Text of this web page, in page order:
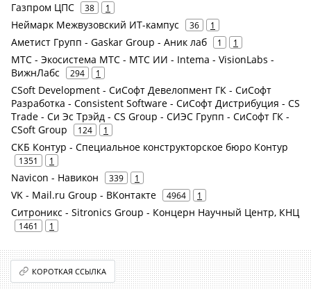
Газпром ЦПС 38 1
Неймарк Межвузовский ИТ-кампус 36 1
Аметист Групп - Gaskar Group - Аник лаб 1 1
МТС - Экосистема МТС - МТС ИИ - Intema - VisionLabs -
ВижнЛабс
294 1
CSoft Development - СиСофт Девелопмент ГК - СиСофт
Разработка - Consistent Software - СиСофт Дистрибуция - CS
Trade - Си Эс Трэйд - CS Group - СИЭС Групп - СиСофт ГК -
CSoft Group
124 1
СКБ Контур - Специальное конструкторское бюро Контур
1351 1
Navicon - Навикон 339 1
VK - Mail.ru Group - ВКонтакте 4964 1
Ситроникс - Sitronics Group - Концерн Научный Центр, КНЦ
1461 1
КОРОТКАЯ ССЫЛКА